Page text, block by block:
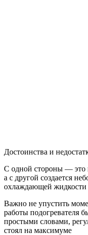
Достоинства и
C одной стороны — это
а с другой создается
охлаждающей жидкости
Важно не упустить
работы подогревателя
простыми словами,
стоял на максимуме